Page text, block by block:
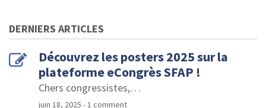
DERNIERS ARTICLES
Découvrez les posters 2025 sur la
plateforme eCongrès SFAP !
Chers congressistes,…
juin 18, 2025 - 1 comment